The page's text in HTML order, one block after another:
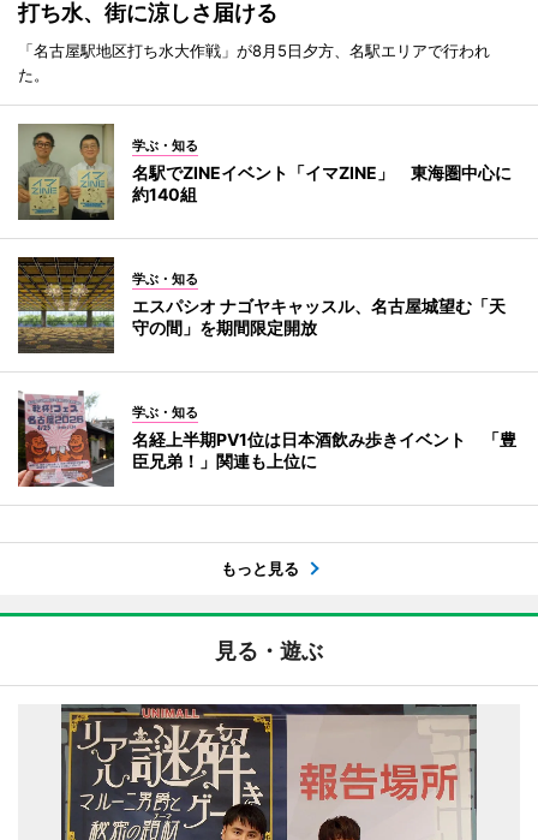
打ち水、街に涼しさ届ける
「名古屋駅地区打ち水大作戦」が8月5日夕方、名駅エリアで行われ
た。
学ぶ・知る
名駅でZINEイベント「イマZINE」 東海圏中心に
約140組
学ぶ・知る
エスパシオ ナゴヤキャッスル、名古屋城望む「天
守の間」を期間限定開放
学ぶ・知る
名経上半期PV1位は日本酒飲み歩きイベント 「豊
臣兄弟！」関連も上位に
もっと見る
見る・遊ぶ